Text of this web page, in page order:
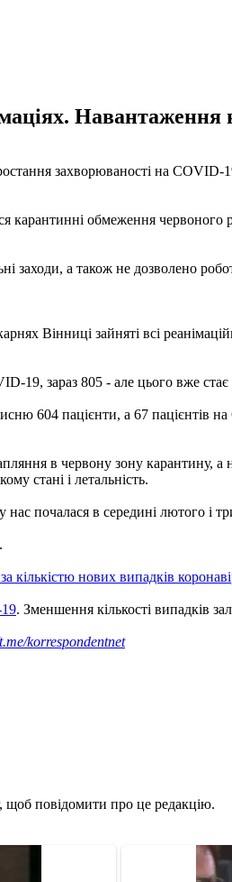
захворюваності на
обмеження червоного
заходи, а також не дозволено
Вінниці зайняті всі
19, зараз 805 - але цього вже стає
604 пацієнти, а 67 пацієнтів
в червону зону карантину,
стані і летальність.
почалася в середині лютого і
кількістю нових випадків
. Зменшення кількості випадків
korrespondentnet
щоб повідомити про це редакцію.